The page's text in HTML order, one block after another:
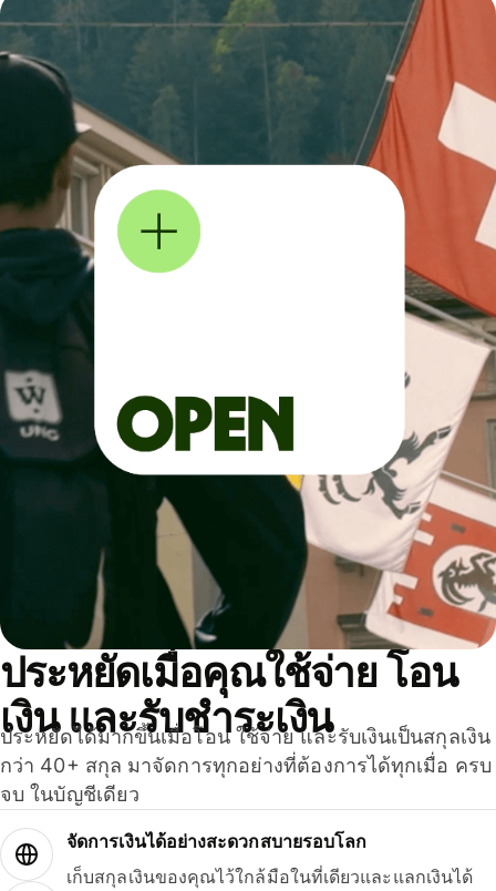
ประหยัดเมื่อคุณใช้จ่าย โอน
เงิน และรับชำระเงิน
ประหยัดได้มากขึ้นเมื่อโอน ใช้จ่าย และรับเงินเป็นสกุลเงิน
กว่า 40+ สกุล มาจัดการทุกอย่างที่ต้องการได้ทุกเมื่อ ครบ
จบ ในบัญชีเดียว
จัดการเงินได้อย่างสะดวกสบายรอบโลก
เก็บสกุลเงินของคุณไว้ใกล้มือในที่เดียวและแลกเงินได้